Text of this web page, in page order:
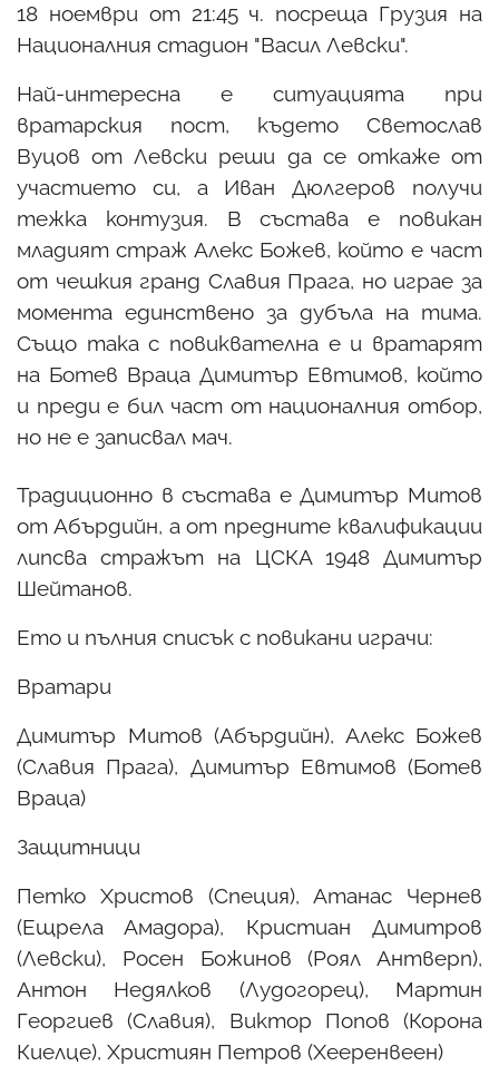
18 ноември от 21:45 ч. посреща Грузия на
Националния стадион "Васил Левски".
Най-интересна е ситуацията при
вратарския пост, където Светослав
Вуцов от Левски реши да се откаже от
участието си, а Иван Дюлгеров получи
тежка контузия. В състава е повикан
младият страж Алекс Божев, който е част
от чешкия гранд Славия Прага, но играе за
момента единствено за дубъла на тима.
Също така с повиквателна е и вратарят
на Ботев Враца Димитър Евтимов, който
и преди е бил част от националния отбор,
но не е записвал мач.
Традиционно в състава е Димитър Митов
от Абърдийн, а от предните квалификации
липсва стражът на ЦСКА 1948 Димитър
Шейтанов.
Ето и пълния списък с повикани играчи:
Вратари
Димитър Митов (Абърдийн), Алекс Божев
(Славия Прага), Димитър Евтимов (Ботев
Враца)
Защитници
Петко Христов (Специя), Атанас Чернев
(Ещрела Амадора), Кристиан Димитров
(Левски), Росен Божинов (Роял Антверп),
Антон Недялков (Лудогорец), Мартин
Георгиев (Славия), Виктор Попов (Корона
Киелце), Християн Петров (Хееренвеен)